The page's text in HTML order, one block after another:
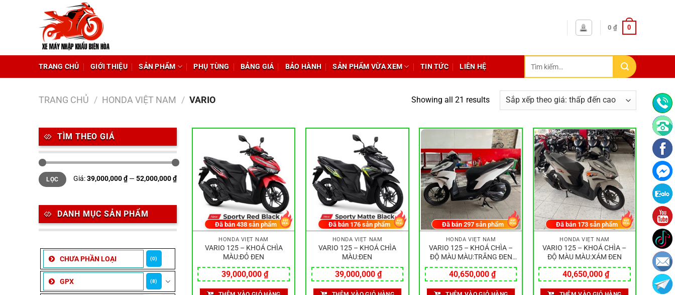
0 ₫ 0
TRANG CHỦ GIỚI THIỆU SẢN PHẨM PHỤ TÙNG BẢNG GIÁ BẢO HÀNH SẢN PHẨM VỪA XEM TIN TỨC LIÊN HỆ
kiếm:
TRANG CHỦ / HONDA VIỆT NAM / VARIO Showing all 21 results
TÌM THEO GIÁ
Giá
tối
thiểu
Giá
tối
đa
LỌC Giá:39,000,000 ₫—52,000,000 ₫
DANH MỤC SẢN PHẨM
CHƯA PHẦN LOẠI (0)
GPX (8)
HONDA VIỆT NAM
VARIO 125 – KHOÁ CHÌA
MÀU:ĐỎ ĐEN
39,000,000₫
Đã bán 438sản phẩm
HONDA VIỆT NAM
VARIO 125 – KHOÁ CHÌA
MÀU:ĐEN
39,000,000₫
Đã bán 176 sản phẩm
HONDA VIỆT NAM
VARIO 125 – KHOÁ CHÌA –
ĐỘ MÀU MÀU:TRẮNG ĐEN
BÓNG
40,650,000 ₫
Đã bán297 sản phẩm
HONDA VIỆT NAM
VARIO 125 – KHOÁ CHÌA –
ĐỘ MÀU MÀU:XÁM ĐEN
40,650,000 ₫
Đã bán 173sản phẩm